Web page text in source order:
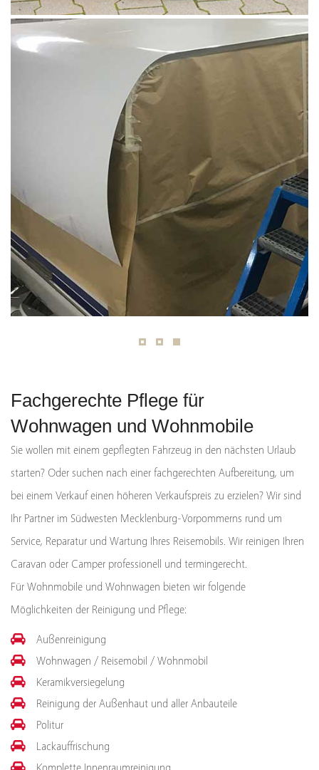
Fachgerechte Pflege für
Wohnwagen und Wohnmobile
Sie wollen mit einem gepflegten Fahrzeug in den nächsten Urlaub
starten? Oder suchen nach einer fachgerechten Aufbereitung, um
bei einem Verkauf einen höheren Verkaufspreis zu erzielen? Wir sind
Ihr Partner im Südwesten Mecklenburg-Vorpommerns rund um
Service, Reparatur und Wartung Ihres Reisemobils. Wir reinigen Ihren
Caravan oder Camper professionell und termingerecht.
Für Wohnmobile und Wohnwagen bieten wir folgende
Möglichkeiten der Reinigung und Pflege:
Außenreinigung
Wohnwagen / Reisemobil / Wohnmobil
Keramikversiegelung
Reinigung der Außenhaut und aller Anbauteile
Politur
Lackauffrischung